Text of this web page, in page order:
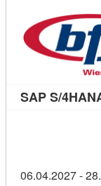
SAP S/
06.04.2027 -